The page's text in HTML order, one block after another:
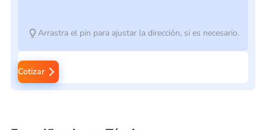
Arrastra el pin para ajustar la dirección, si es necesario.
Cotizar